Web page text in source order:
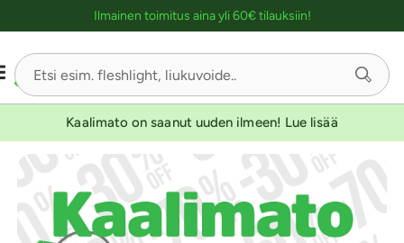
Ilmainen toimitus aina yli 60€ tilauksiin!
Kaalimato on saanut uuden ilmeen! Lue lisää